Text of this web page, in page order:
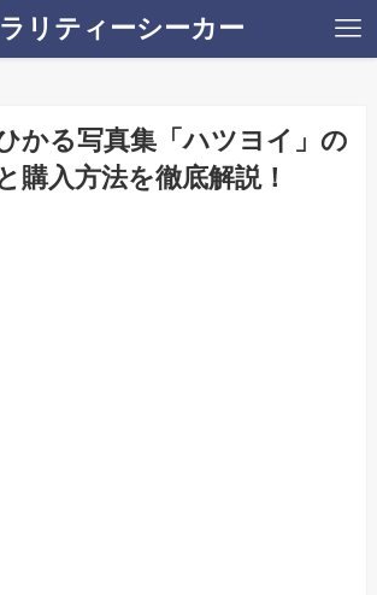
リティーシーカー
かる写真集「ハツヨイ」の
購入方法を徹底解説！